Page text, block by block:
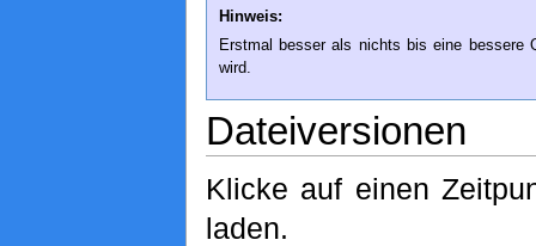
Hinweis:
Erstmal besser als nichts bis eine bessere
wird.
Dateiversionen
Klicke auf einen
laden.